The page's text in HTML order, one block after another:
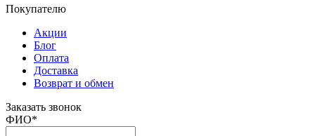
Покупателю
Акции
Блог
Оплата
Доставка
Возврат и обмен
Заказать звонок
ФИО*